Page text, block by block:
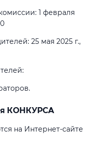
1 февраля
25 мая 2025 г.,
КОНКУРСА
на Интернет-сайте